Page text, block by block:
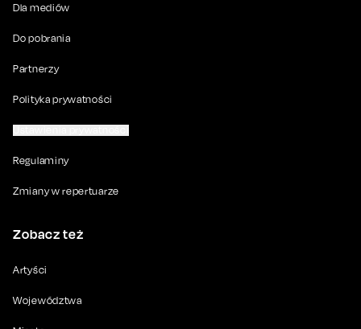
Dla mediów
Do pobrania
Partnerzy
Polityka prywatności
Regulaminy
Zmiany w repertuarze
Zobacz też
Artyści
Województwa